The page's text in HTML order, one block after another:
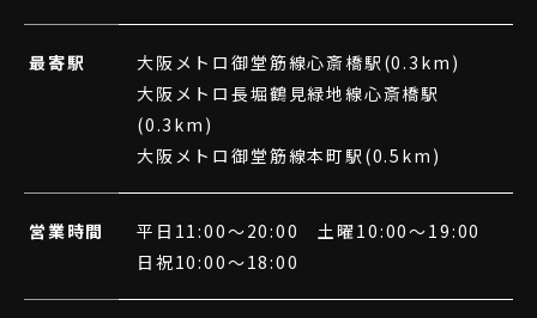
最寄駅
大阪メトロ御堂筋線心斎橋駅(0.3km)
大阪メトロ長堀鶴見緑地線心斎橋駅
(0.3km)
大阪メトロ御堂筋線本町駅(0.5km)
営業時間
平日11:00～20:00 土曜10:00～19:00
日祝10:00～18:00